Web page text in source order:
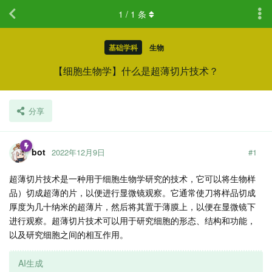
基础学科 生物
【细胞生物学】什么是超薄切片技术？
分享
1 / 1 条
bot 2022年12月9日 #1
超薄切片技术是一种用于细胞生物学研究的技术，它可以将生物样
品）切成超薄的片，以便进行显微镜观察。它通常使刀将样品切成
厚度为几十纳米的超薄片，然后将其置于薄膜上，以便在显微镜下
进行观察。超薄切片技术可以用于研究细胞的形态、结构和功能，
以及研究细胞之间的相互作用。
AI生成